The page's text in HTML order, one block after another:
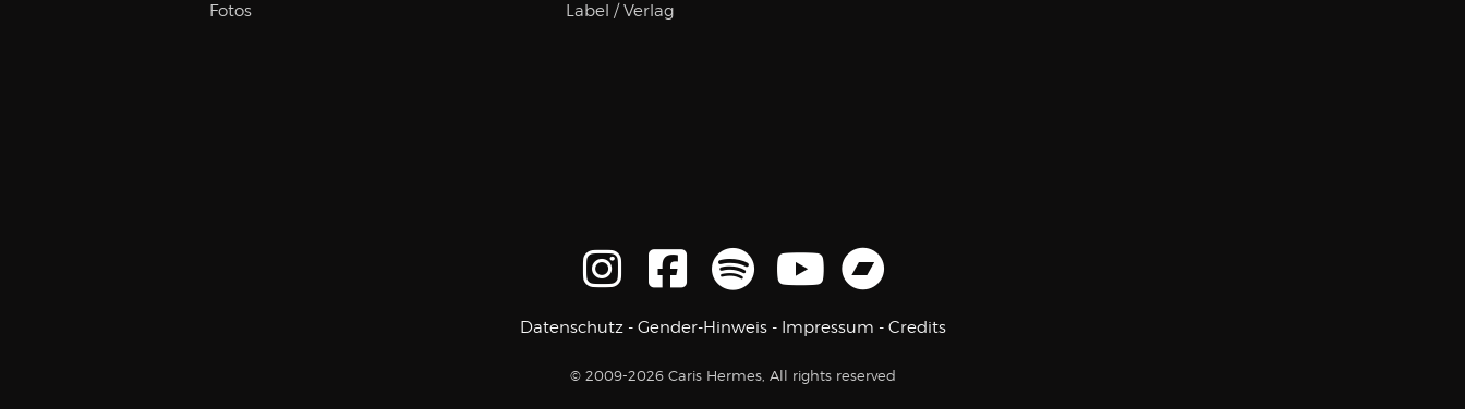
Fotos
Label / Verlag
Datenschutz- Gender-Hinweis- Impressum - Credits
© 2009-2026 Caris Hermes, All rights reserved